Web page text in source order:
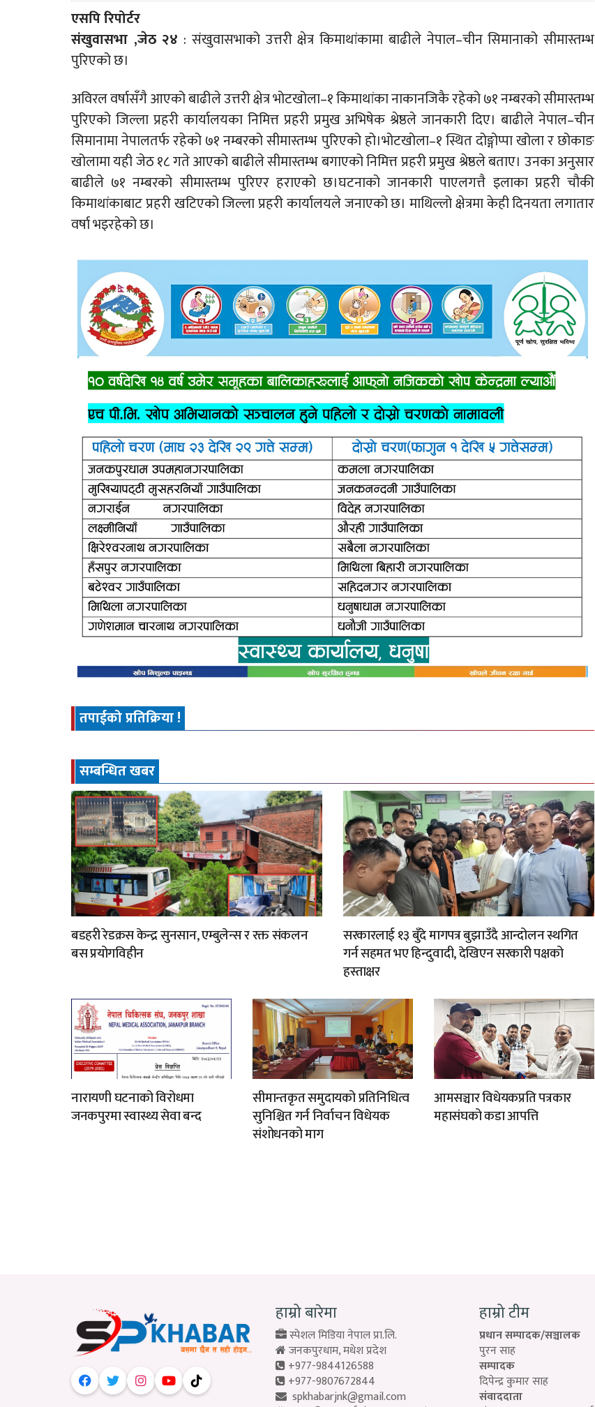
एसपि रिपोर्टर
संखुवासभा ,जेठ २४ : संखुवासभाको उत्तरी क्षेत्र किमाथांकामा बाढीले नेपाल–चीन सिमानाको सीमास्तम्भ
पुरिएको छ।
अविरल वर्षासँगै आएको बाढीले उत्तरी क्षेत्र भोटखोला–१ किमाथांका नाकानजिकै रहेको ७१ नम्बरको सीमास्तम्भ
पुरिएको जिल्ला प्रहरी कार्यालयका निमित्त प्रहरी प्रमुख अभिषेक श्रेष्ठले जानकारी दिए। बाढीले नेपाल–चीन
सिमानामा नेपालतर्फ रहेको ७१ नम्बरको सीमास्तम्भ पुरिएको हो।भोटखोला–१ स्थित दोङ्गोप्पा खोला र छोकाङ
खोलामा यही जेठ १८ गते आएको बाढीले सीमास्तम्भ बगाएको निमित्त प्रहरी प्रमुख श्रेष्ठले बताए। उनका अनुसार
बाढीले ७१ नम्बरको सीमास्तम्भ पुरिएर हराएको छ।घटनाको जानकारी पाएलगत्तै इलाका प्रहरी चौकी
किमाथांकाबाट प्रहरी खटिएको जिल्ला प्रहरी कार्यालयले जनाएको छ। माथिल्लो क्षेत्रमा केही दिनयता लगातार
वर्षा भइरहेको छ।
तपाईको प्रतिक्रिया !
सम्बन्धित खबर
बडहरी रेडक्रस केन्द्र सुनसान, एम्बुलेन्स र रक्त संकलन
बस प्रयोगविहीन
सरकारलाई १३ बुँदे मागपत्र बुझाउँदै आन्दोलन स्थगित
गर्न सहमत भए हिन्दुवादी, देखिएन सरकारी पक्षको
हस्ताक्षर
नारायणी घटनाको विरोधमा
जनकपुरमा स्वास्थ्य सेवा बन्द
सीमान्तकृत समुदायको प्रतिनिधित्व
सुनिश्चित गर्न निर्वाचन विधेयक
संशोधनको माग
आमसञ्चार विधेयकप्रति पत्रकार
महासंघको कडा आपत्ति
हाम्रो बारेमा
स्पेशल मिडिया नेपाल प्रा.लि.
जनकपुरधाम, मधेश प्रदेश
+977-9844126588
+977-9807672844
spkhabarjnk@gmail.com
हाम्रो टीम
प्रधान सम्पादक/सञ्चालक
पुरन साह
सम्पादक
दिपेन्द्र कुमार साह
संवाददाता